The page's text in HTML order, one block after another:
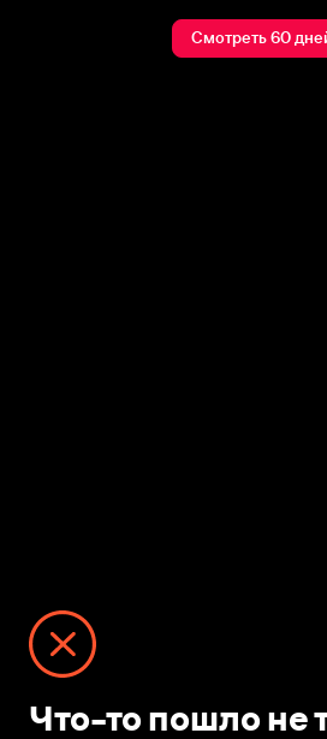
Смотреть 60
Что-то пошло не